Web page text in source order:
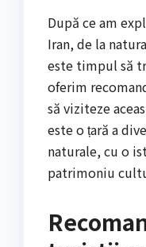
După ce am
Iran, de la
este timpul să
oferim
să viziteze
este o țară a
naturale, cu o
patrimoniu